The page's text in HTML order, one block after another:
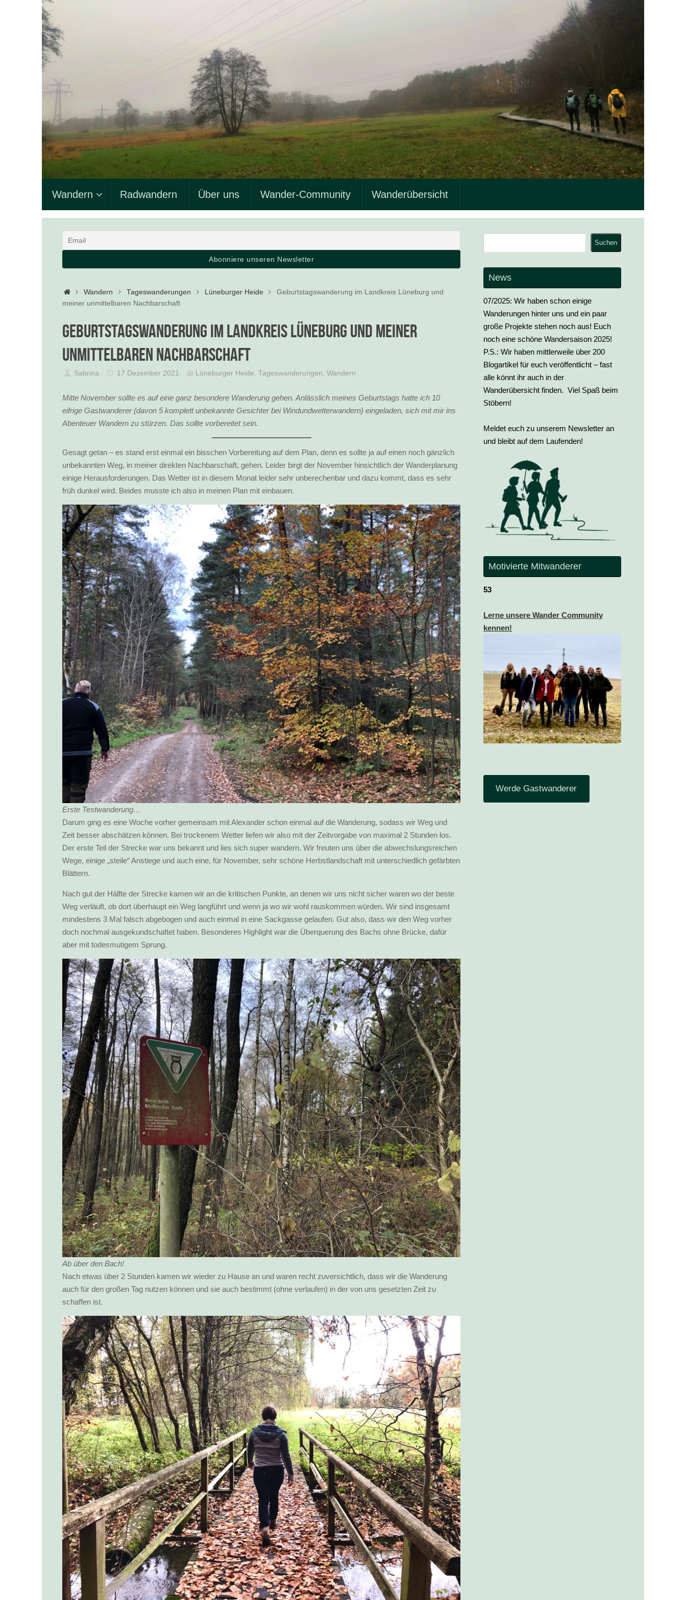
InhaltWandern Radwandern Über uns Wander-Community Wanderübersicht
Startseite
Wandern Tageswanderungen Lüneburger Heide
Geburtstagswanderung im Landkreis Lüneburg und
meiner unmittelbaren Nachbarschaft
Geburtstagswanderung im Landkreis Lüneburg und meiner
unmittelbaren Nachbarschaft
Sabrina 17 Dezember 2021 Lüneburger Heide, Tageswanderungen, Wandern
Mitte November sollte es auf eine ganz besondere Wanderung gehen. Anlässlich meines Geburtstags hatte ich 10
eifrige Gastwanderer (davon 5 komplett unbekannte Gesichter bei Windundwetterwandern) eingeladen, sich mit mir ins
Abenteuer Wandern zu stürzen. Das sollte vorbereitet sein.
Gesagt getan – es stand erst einmal ein bisschen Vorbereitung auf dem Plan, denn es sollte ja auf einen noch gänzlich
unbekannten Weg, in meiner direkten Nachbarschaft, gehen. Leider birgt der November hinsichtlich der Wanderplanung
einige Herausforderungen. Das Wetter ist in diesem Monat leider sehr unberechenbar und dazu kommt, dass es sehr
früh dunkel wird. Beides musste ich also in meinen Plan mit einbauen.
Erste Testwanderung…
Darum ging es eine Woche vorher gemeinsam mit Alexander schon einmal auf die Wanderung, sodass wir Weg und
Zeit besser abschätzen können. Bei trockenem Wetter liefen wir also mit der Zeitvorgabe von maximal 2 Stunden los.
Der erste Teil der Strecke war uns bekannt und lies sich super wandern. Wir freuten uns über die abwechslungsreichen
Wege, einige „steile“ Anstiege und auch eine, für November, sehr schöne Herbstlandschaft mit unterschiedlich gefärbten
Blättern.
Nach gut der Hälfte der Strecke kamen wir an die kritischen Punkte, an denen wir uns nicht sicher waren wo der beste
Weg verläuft, ob dort überhaupt ein Weg langführt und wenn ja wo wir wohl rauskommen würden. Wir sind insgesamt
mindestens 3 Mal falsch abgebogen und auch einmal in eine Sackgasse gelaufen. Gut also, dass wir den Weg vorher
doch nochmal ausgekundschaftet haben. Besonderes Highlight war die Überquerung des Bachs ohne Brücke, dafür
aber mit todesmutigem Sprung.
Ab über den Bach!
Nach etwas über 2 Stunden kamen wir wieder zu Hause an und waren recht zuversichtlich, dass wir die Wanderung
auch für den großen Tag nutzen können und sie auch bestimmt (ohne verlaufen) in der von uns gesetzten Zeit zu
schaffen ist.
Suchen
News
07/2025: Wir haben schon einige
Wanderungen hinter uns und ein paar
große Projekte stehen noch aus! Euch
noch eine schöne Wandersaison 2025!
P.S.: Wir haben mittlerweile über 200
Blogartikel für euch veröffentlicht – fast
alle könnt ihr auch in der
Wanderübersicht finden. Viel Spaß beim
Stöbern!
Meldet euch zu unserem Newsletter an
und bleibt auf dem Laufenden!
Motivierte Mitwanderer
53
Lerne unsere Wander Community
kennen!
Werde Gastwanderer